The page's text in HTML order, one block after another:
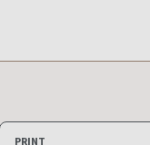
PRINT